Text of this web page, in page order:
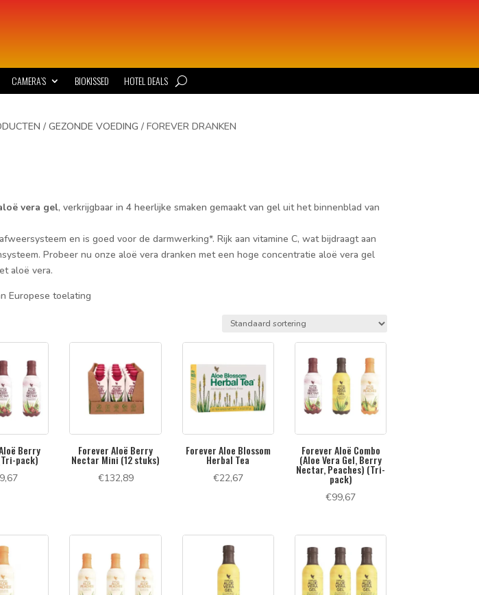
CAMERA’S BIOKISSED HOTEL DEALS
/ GEZONDE VOEDING / FOREVER DRANKEN
vera gel, verkrijgbaar in 4 heerlijke smaken gemaakt van geluit het binnenblad van
en is goed voor de darmwerking*. Rijk aan vitamine C, wat bijdraagt aan
Probeer nu onze aloë vera dranken met een hoge concentratie aloë vera gel
aloë vera.
Europese toelating
Berry
pack)
Forever Aloë Berry
Nectar Mini (12 stuks)
€132,89
Forever Aloe Blossom
Herbal Tea
€22,67
Forever Aloë Combo
(Aloe Vera Gel, Berry
Nectar, Peaches) (Tri-
pack)
€99,67